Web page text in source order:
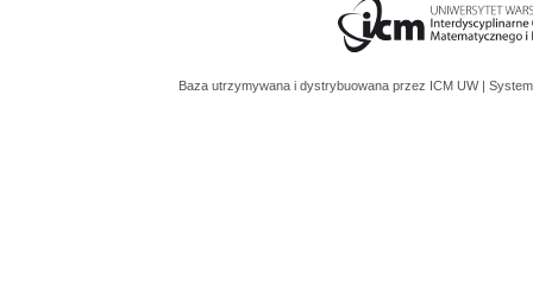
Baza utrzymywana i dystrybuowana przez ICM UW |